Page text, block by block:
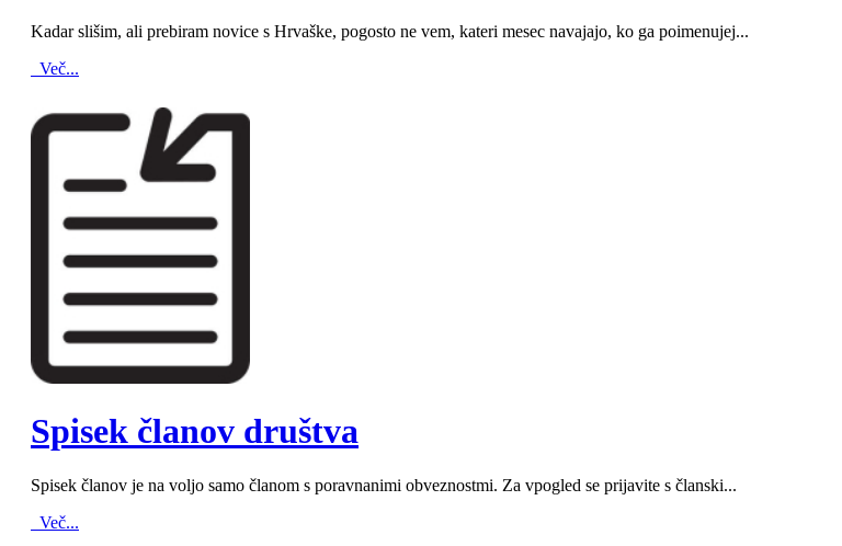
Kadar slišim, ali prebiram novice s Hrvaške, pogosto ne vem, kateri mesec navajajo, ko ga poimenujej...
Več...
Spisek članov društva
Spisek članov je na voljo samo članom s poravnanimi obveznostmi. Za vpogled se prijavite s članski...
Več...